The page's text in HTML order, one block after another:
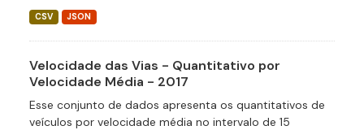
CSV JSON
Velocidade das Vias - Quantitativo por
Velocidade Média - 2017
Esse conjunto de dados apresenta os quantitativos de
veículos por velocidade média no intervalo de 15